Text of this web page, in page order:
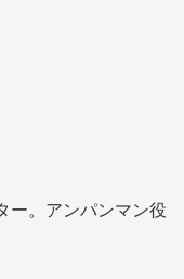
ー。アンパンマン役